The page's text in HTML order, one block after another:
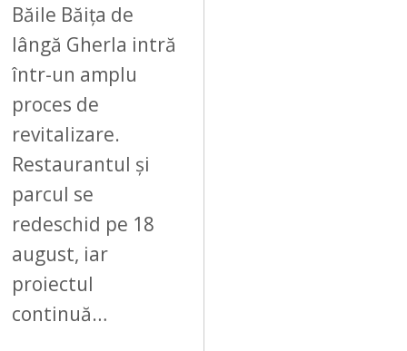
Băile Băița de
lângă Gherla intră
într-un amplu
proces de
revitalizare.
Restaurantul și
parcul se
redeschid pe 18
august, iar
proiectul
continuă…